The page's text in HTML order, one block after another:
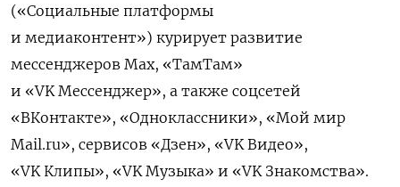
(«Социальные платформы
и медиаконтент») курирует развитие
мессенджеров Max, «ТамТам»
и «VK Мессенджер», а также соцсетей
«ВКонтакте», «Одноклассники», «Мой мир
Mail.ru», сервисов «Дзен», «VK Видео»,
«VK Клипы», «VK Музыка» и «VK Знакомства».